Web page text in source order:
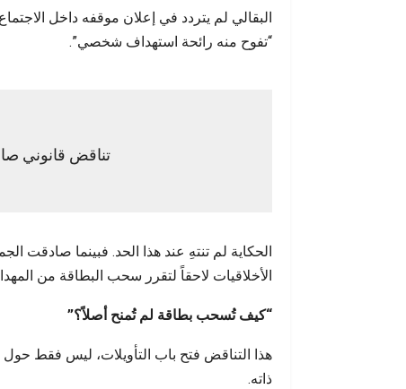
البقالي لم يتردد في إعلان موقفه داخل
“تفوح منه رائحة استهداف شخصي”.
تناقض قانوني
الحكاية لم تنتهِ عند هذا الحد. فبينما صادقت
الأخلاقيات لاحقاً لتقرر سحب البطاقة من
“كيف تُسحب بطاقة لم تُمنح أصلاً؟”
هذا التناقض فتح باب التأويلات، ليس فقط
ذاته.